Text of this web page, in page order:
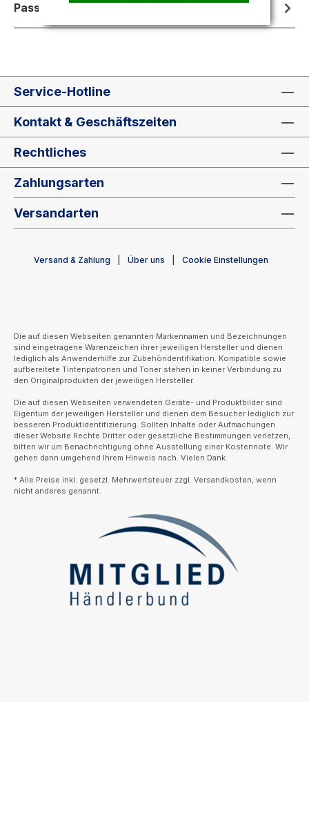
Passend für
Service-Hotline
Kontakt & Geschäftszeiten
Rechtliches
Zahlungsarten
Versandarten
Versand & Zahlung Über uns Cookie Einstellungen
Die auf diesen Webseiten genannten Markennamen und Bezeichnungen
sind eingetragene Warenzeichen ihrer jeweiligen Hersteller und dienen
lediglich als Anwenderhilfe zur Zubehöridentifikation. Kompatible sowie
aufbereitete Tintenpatronen und Toner stehen in keiner Verbindung zu
den Originalprodukten der jeweiligen Hersteller.
Die auf diesen Webseiten verwendeten Geräte- und Produktbilder sind
Eigentum der jeweiligen Hersteller und dienen dem Besucher lediglich zur
besseren Produktidentifizierung. Sollten Inhalte oder Aufmachungen
dieser Website Rechte Dritter oder gesetzliche Bestimmungen verletzen,
bitten wir um Benachrichtigung ohne Ausstellung einer Kostennote. Wir
gehen dann umgehend Ihrem Hinweis nach. Vielen Dank.
* Alle Preise inkl. gesetzl. Mehrwertsteuer zzgl. Versandkosten, wenn
nicht anderes genannt.